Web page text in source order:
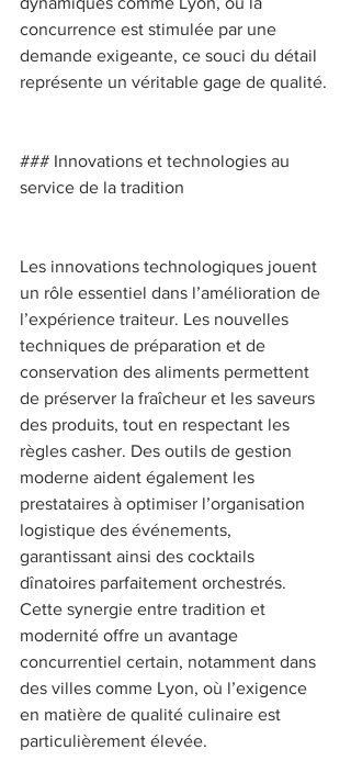
concurrence est stimulée par une
demande exigeante, ce souci du détail
représente un véritable gage de qualité.
### Innovations et technologies au
service de la tradition
Les innovations technologiques jouent
un rôle essentiel dans l’amélioration de
l’expérience traiteur. Les nouvelles
techniques de préparation et de
conservation des aliments permettent
de préserver la fraîcheur et les saveurs
des produits, tout en respectant les
règles casher. Des outils de gestion
moderne aident également les
prestataires à optimiser l’organisation
logistique des événements,
garantissant ainsi des cocktails
dînatoires parfaitement orchestrés.
Cette synergie entre tradition et
modernité offre un avantage
concurrentiel certain, notamment dans
des villes comme Lyon, où l’exigence
en matière de qualité culinaire est
particulièrement élevée.